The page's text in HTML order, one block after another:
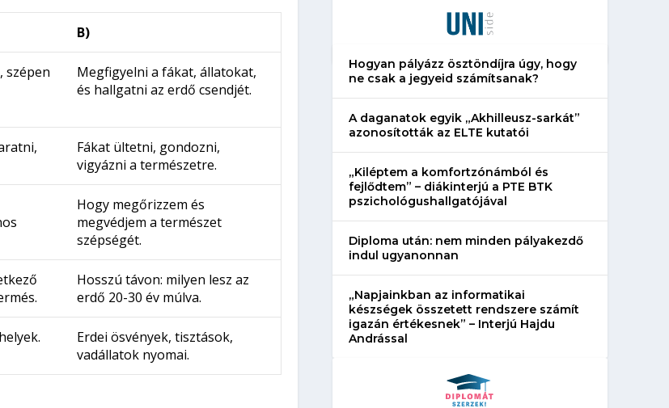
B)
szépen
Megfigyelni a fákat, állatokat,
és hallgatni az erdő csendjét.
Fákat ültetni, gondozni,
vigyázni a természetre.
Hogy megőrizzem és
megvédjem a természet
szépségét.
Hosszú távon: milyen lesz az
erdő 20-30 év múlva.
Erdei ösvények, tisztások,
vadállatok nyomai.
Hogyan pályázz ösztöndíjra úgy, hogy
ne csak a jegyeid számítsanak?
A daganatok egyik „Akhilleusz-sarkát”
azonosították az ELTE kutatói
„Kiléptem a komfortzónámból és
fejlődtem” – diákinterjú a PTE BTK
pszichológushallgatójával
Diploma után: nem minden pályakezdő
indul ugyanonnan
„Napjainkban az informatikai
készségek összetett rendszere számít
igazán értékesnek” – Interjú Hajdu
Andrással